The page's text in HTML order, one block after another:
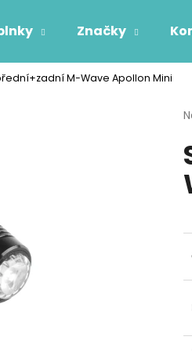
Značky
M-Wave Apollon Mini
je
z
Čo potrebujete